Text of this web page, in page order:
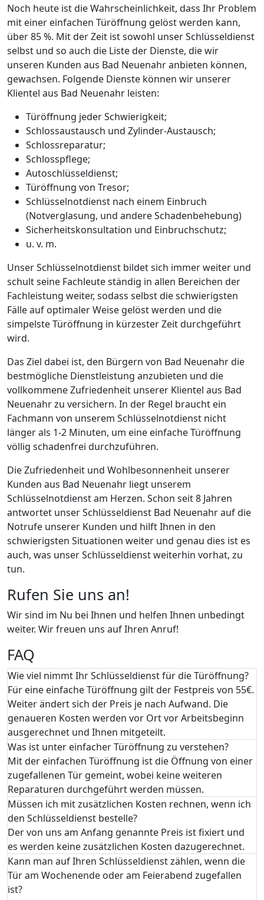
Noch heute ist die Wahrscheinlichkeit, dass Ihr Problem
mit einer einfachen Türöffnung gelöst werden kann,
über 85 %. Mit der Zeit ist sowohl unser Schlüsseldienst
selbst und so auch die Liste der Dienste, die wir
unseren Kunden aus Bad Neuenahr anbieten können,
gewachsen. Folgende Dienste können wir unserer
Klientel aus Bad Neuenahr leisten:
Türöffnung jeder Schwierigkeit;
Schlossaustausch und Zylinder-Austausch;
Schlossreparatur;
Schlosspflege;
Autoschlüsseldienst;
Türöffnung von Tresor;
Schlüsselnotdienst nach einem Einbruch
(Notverglasung, und andere Schadenbehebung)
Sicherheitskonsultation und Einbruchschutz;
u. v. m.
Unser Schlüsselnotdienst bildet sich immer weiter und
schult seine Fachleute ständig in allen Bereichen der
Fachleistung weiter, sodass selbst die schwierigsten
Fälle auf optimaler Weise gelöst werden und die
simpelste Türöffnung in kürzester Zeit durchgeführt
wird.
Das Ziel dabei ist, den Bürgern von Bad Neuenahr die
bestmögliche Dienstleistung anzubieten und die
vollkommene Zufriedenheit unserer Klientel aus Bad
Neuenahr zu versichern. In der Regel braucht ein
Fachmann von unserem Schlüsselnotdienst nicht
länger als 1-2 Minuten, um eine einfache Türöffnung
völlig schadenfrei durchzuführen.
Die Zufriedenheit und Wohlbesonnenheit unserer
Kunden aus Bad Neuenahr liegt unserem
Schlüsselnotdienst am Herzen. Schon seit 8 Jahren
antwortet unser Schlüsseldienst Bad Neuenahr auf die
Notrufe unserer Kunden und hilft Ihnen in den
schwierigsten Situationen weiter und genau dies ist es
auch, was unser Schlüsseldienst weiterhin vorhat, zu
tun.
Rufen Sie uns an!
Wir sind im Nu bei Ihnen und helfen Ihnen unbedingt
weiter. Wir freuen uns auf Ihren Anruf!
FAQ
Wie viel nimmt Ihr Schlüsseldienst für die Türöffnung?
Für eine einfache Türöffnung gilt der Festpreis von 55€.
Weiter ändert sich der Preis je nach Aufwand. Die
genaueren Kosten werden vor Ort vor Arbeitsbeginn
ausgerechnet und Ihnen mitgeteilt.
Was ist unter einfacher Türöffnung zu verstehen?
Mit der einfachen Türöffnung ist die Öffnung von einer
zugefallenen Tür gemeint, wobei keine weiteren
Reparaturen durchgeführt werden müssen.
Müssen ich mit zusätzlichen Kosten rechnen, wenn ich
den Schlüsseldienst bestelle?
Der von uns am Anfang genannte Preis ist fixiert und
es werden keine zusätzlichen Kosten dazugerechnet.
Kann man auf Ihren Schlüsseldienst zählen, wenn die
Tür am Wochenende oder am Feierabend zugefallen
ist?